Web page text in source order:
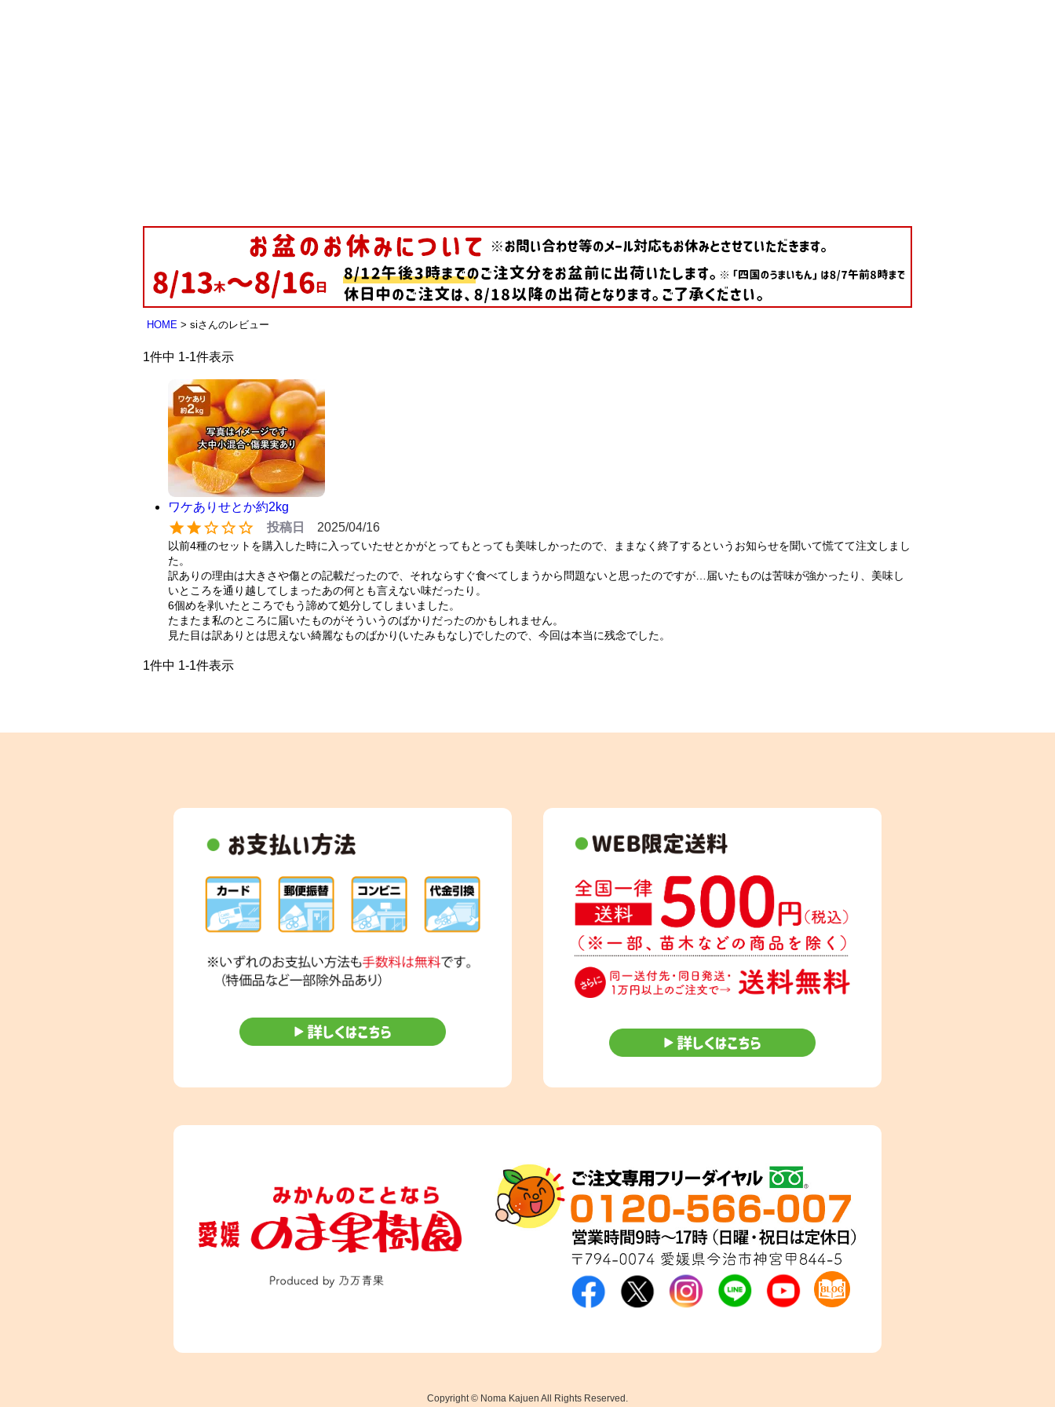
HOME siさんのレビュー
1件中 1-1件表示
ワケありせとか約2kg
投稿日
2025/04/16
以前4種のセットを購入した時に入っていたせとかがとってもとっても美味しかったので、ままなく終了するというお知らせを聞いて慌てて注文しまし
た。
訳ありの理由は大きさや傷との記載だったので、それならすぐ食べてしまうから問題ないと思ったのですが…届いたものは苦味が強かったり、美味し
いところを通り越してしまったあの何とも言えない味だったり。
6個めを剥いたところでもう諦めて処分してしまいました。
たまたま私のところに届いたものがそういうのばかりだったのかもしれません。
見た目は訳ありとは思えない綺麗なものばかり(いたみもなし)でしたので、今回は本当に残念でした。
1件中 1-1件表示
Copyright © Noma Kajuen All Rights Reserved.